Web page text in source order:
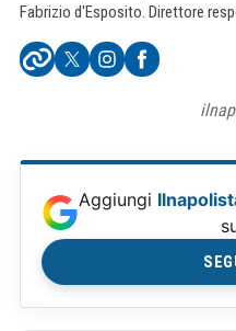
Fabrizio d'Esposito. Direttore
Aggiungi